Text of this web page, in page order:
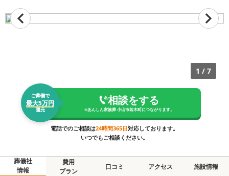
1 / 7
ご葬儀で
最大5万円
還元
相談をする
※あんしん家族葬 小山市若木町につながります。
電話でのご相談は24時間365日対応しております。
いつでもご相談ください。
葬儀社
情報
費用
プラン
口コミ アクセス 施設情報